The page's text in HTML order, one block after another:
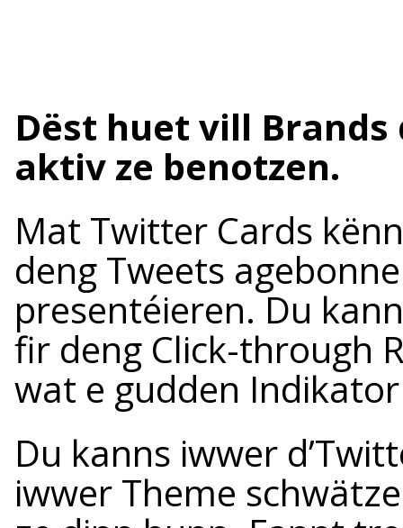
Dëst huet vill
aktiv ze benotzen.
Mat Twitter Cards
deng Tweets
presentéieren. Du
fir deng Click-through
wat e gudden
Du kanns iwwer
iwwer Theme